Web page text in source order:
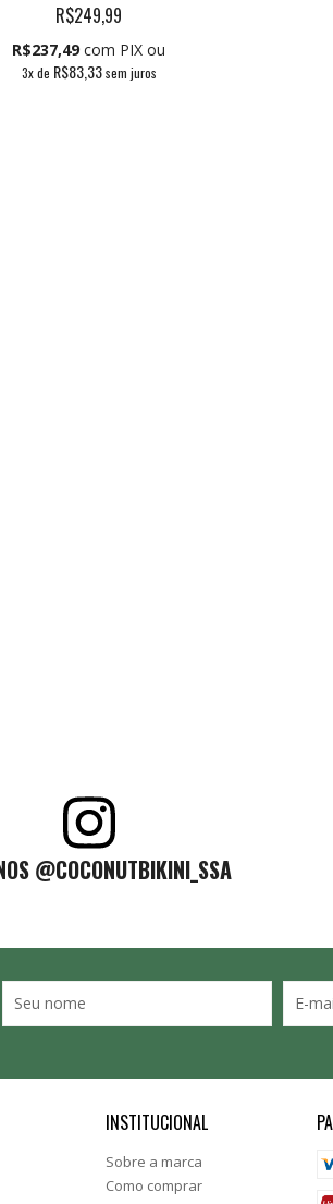
R$249,99
R$237,49 com PIX ou
3x de R$83,33sem juros
@COCONUTBIKINI_SSA
INSTITUCIONAL
Sobre a marca
Como comprar